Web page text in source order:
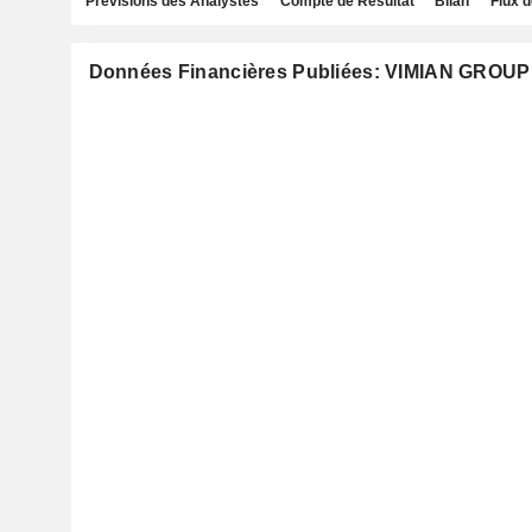
Données Financières Publiées: VIMIAN